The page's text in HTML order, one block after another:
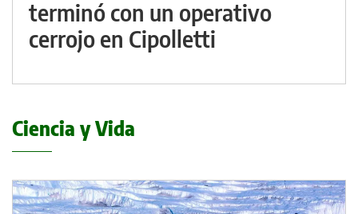
terminó con un operativo
cerrojo en Cipolletti
Ciencia y Vida